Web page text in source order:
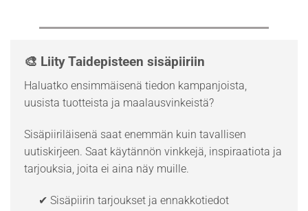
🎨 Liity Taidepisteen sisäpiiriin
Haluatko ensimmäisenä tiedon kampanjoista,
uusista tuotteista ja maalausvinkeistä?
Sisäpiiriläisenä saat enemmän kuin tavallisen
uutiskirjeen. Saat käytännön vinkkejä, inspiraatiota ja
tarjouksia, joita ei aina näy muille.
✔ Sisäpiirin tarjoukset ja ennakkotiedot